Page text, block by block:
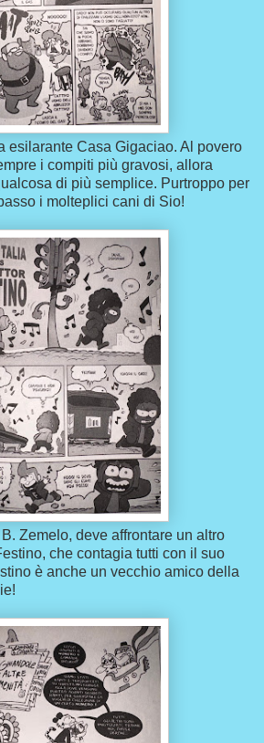
esilarante Casa Gigaciao. Al povero
i compiti più gravosi, allora
di più semplice. Purtroppo per
i molteplici cani di Sio!
Zemelo, deve affrontare un altro
che contagia tutti con il suo
è anche un vecchio amico della